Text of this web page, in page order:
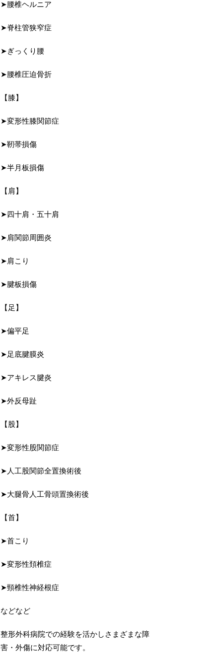
➤腰椎ヘルニア
➤脊柱管狭窄症
➤ぎっくり腰
➤腰椎圧迫骨折
【膝】
➤変形性膝関節症
➤靭帯損傷
➤半月板損傷
【肩】
➤四十肩・五十肩
➤肩関節周囲炎
➤肩こり
➤腱板損傷
【足】
➤偏平足
➤足底腱膜炎
➤アキレス腱炎
➤外反母趾
【股】
➤変形性股関節症
➤人工股関節全置換術後
➤大腿骨人工骨頭置換術後
【首】
➤首こり
➤変形性頚椎症
➤頸椎性神経根症
などなど
整形外科病院での経験を活かしさまざまな障
害・外傷に対応可能です。